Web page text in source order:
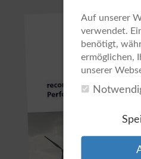
Auf unserer
verwendet.
benötigt,
ermöglichen,
unserer